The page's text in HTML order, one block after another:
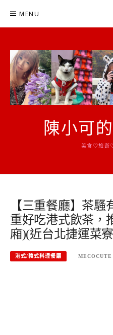
MENU
陳小可
美食♡旅遊
【三重餐廳】茶騷
重好吃港式飲茶，
廂)(近台北捷運菜
港式/韓式料理餐廳 MECOCUTE